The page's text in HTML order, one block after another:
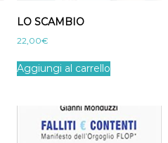
LO SCAMBIO
22,00€
Aggiungi al carrello